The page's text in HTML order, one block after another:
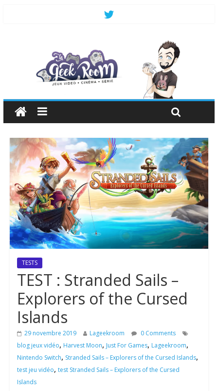
TESTS
TEST : Stranded Sails –
Explorers of the Cursed
Islands
29 novembre 2019 Lageekroom
0 Comments
blog jeux vidéo, Harvest Moon, Just For Games, Lageekroom,
Nintendo Switch, Stranded Sails – Explorers of the Cursed Islands,
test jeu vidéo, test Stranded Sails – Explorers of the Cursed
Islands